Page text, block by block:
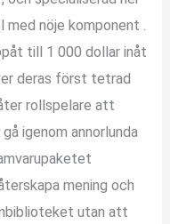
med nöje komponent .
till 1 000 dollar inåt
deras först tetrad
rollspelare att
igenom annorlunda
mening och
utan att